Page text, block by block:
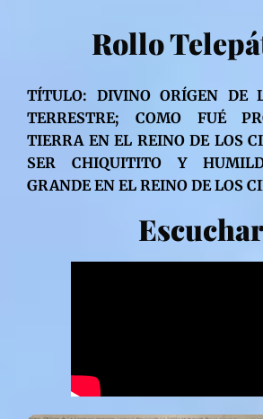
Rollo
TÍTULO: DIVINO ORÍGEN DE
TERRESTRE; COMO FUÉ
TIERRA EN EL REINO DE LOS
SER CHIQUITITO Y
GRANDE EN EL REINO DE LOS
Escuchar